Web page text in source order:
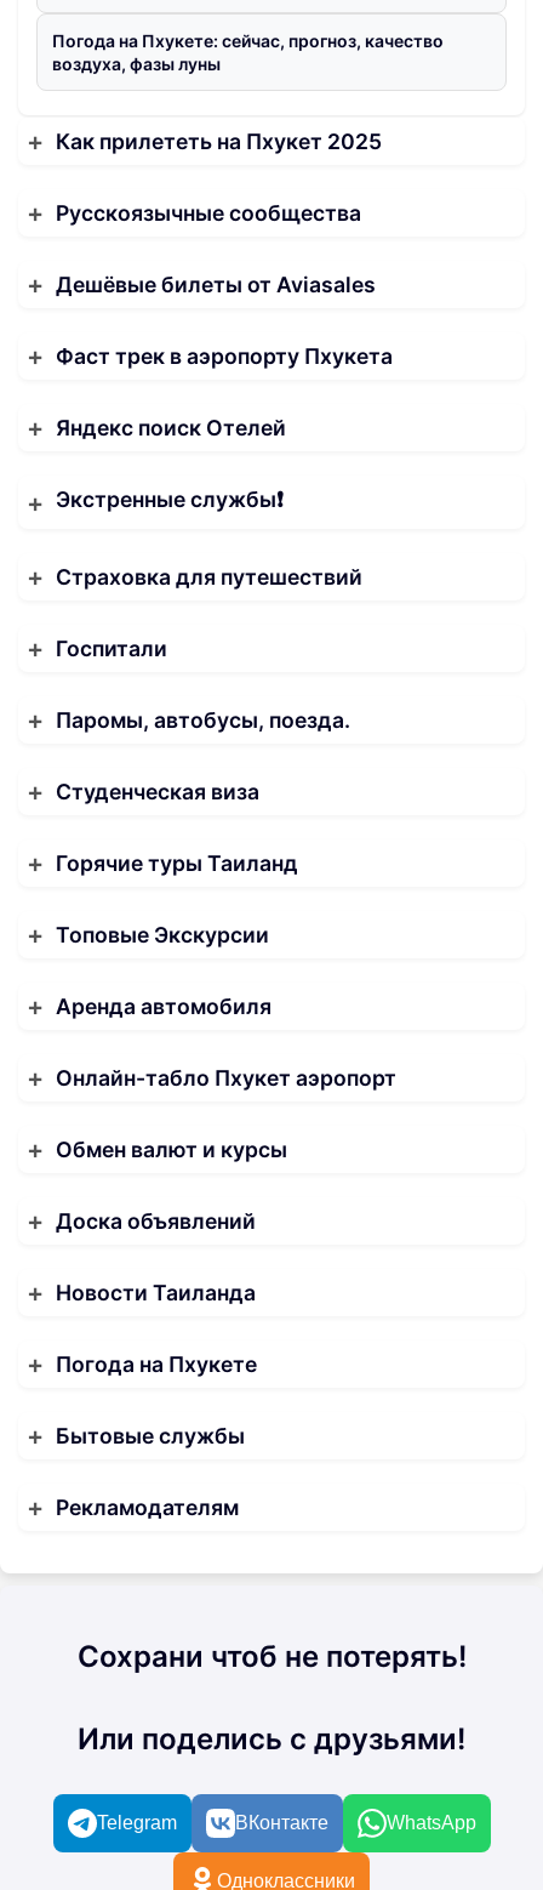
Погода на Пхукете: сейчас, прогноз, качество
воздуха, фазы луны
Как прилететь на Пхукет 2025
Русскоязычные сообщества
Дешёвые билеты от Aviasales
Фаст трек в аэропорту Пхукета
Яндекс поиск Отелей
Экстренные службы❗️
Страховка для путешествий
Госпитали
Паромы, автобусы, поезда.
Студенческая виза
Горячие туры Таиланд
Топовые Экскурсии
Аренда автомобиля
Онлайн-табло Пхукет аэропорт
Обмен валют и курсы
Доска объявлений
Новости Таиланда
Погода на Пхукете
Бытовые службы
Рекламодателям
Сохрани чтоб не потерять!
Или поделись с друзьями!
Telegram ВКонтакте WhatsApp
Одноклассники